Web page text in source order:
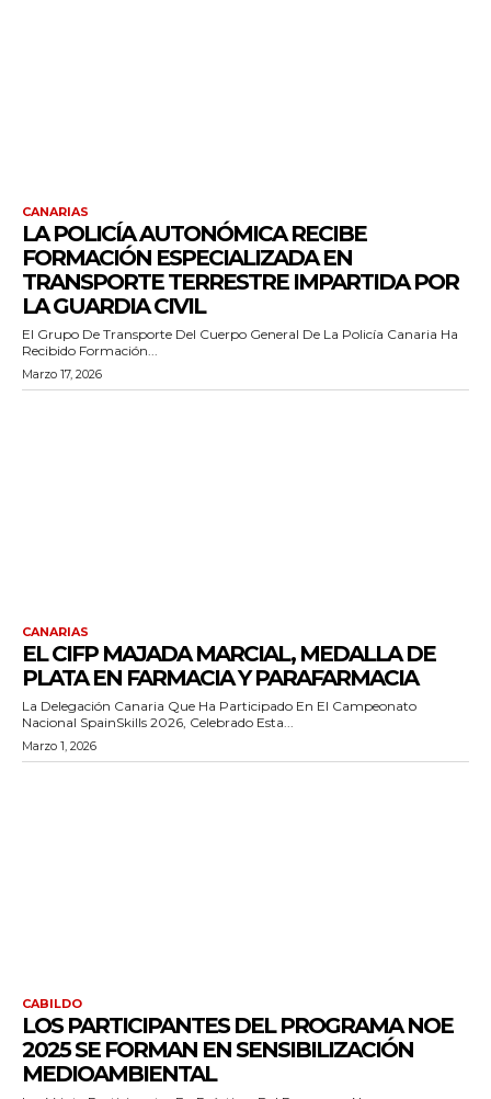
CANARIAS
LA POLICÍA AUTONÓMICA RECIBE
FORMACIÓN ESPECIALIZADA EN
TRANSPORTE TERRESTRE IMPARTIDA POR
LA GUARDIA CIVIL
El Grupo De Transporte Del Cuerpo General De La Policía Canaria Ha
Recibido Formación...
Marzo 17, 2026
CANARIAS
EL CIFP MAJADA MARCIAL, MEDALLA DE
PLATA EN FARMACIA Y PARAFARMACIA
La Delegación Canaria Que Ha Participado En El Campeonato
Nacional SpainSkills 2026, Celebrado Esta...
Marzo 1, 2026
CABILDO
LOS PARTICIPANTES DEL PROGRAMA NOE
2025 SE FORMAN EN SENSIBILIZACIÓN
MEDIOAMBIENTAL